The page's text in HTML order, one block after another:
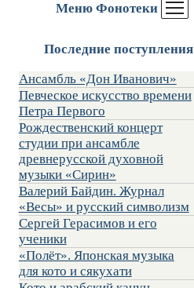
Меню Фонотеки
Последние поступления
Ансамбль «Дон Иванович»
Певческое искусство времени
Петра Первого
Рождественский концерт
студии при ансамбле
древнерусской духовной
музыки «Сирин»
Валерий Байдин. Журнал
«Весы» и русский символизм
Сергей Герасимов и его
ученики
«Полёт». Японская музыка
для кото и сякухати